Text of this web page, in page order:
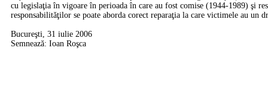
cu legislaţia în vigoare în perioada în care au fost comise (1944-1989) şi
responsabilităţilor se poate aborda corect reparaţia la care victimele au un
Bucureşti, 31 iulie 2006
Semnează: Ioan Roşca